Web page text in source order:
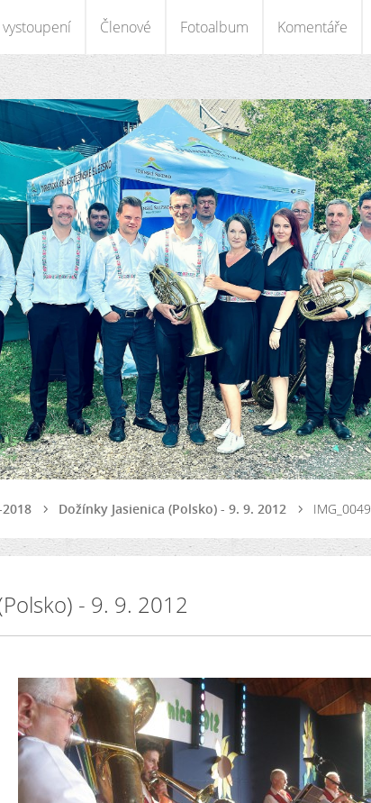
vystoupení Členové Fotoalbum Komentáře
Dožínky Jasienica (Polsko) - 9. 9. 2012 IMG_0049
- 9. 9. 2012